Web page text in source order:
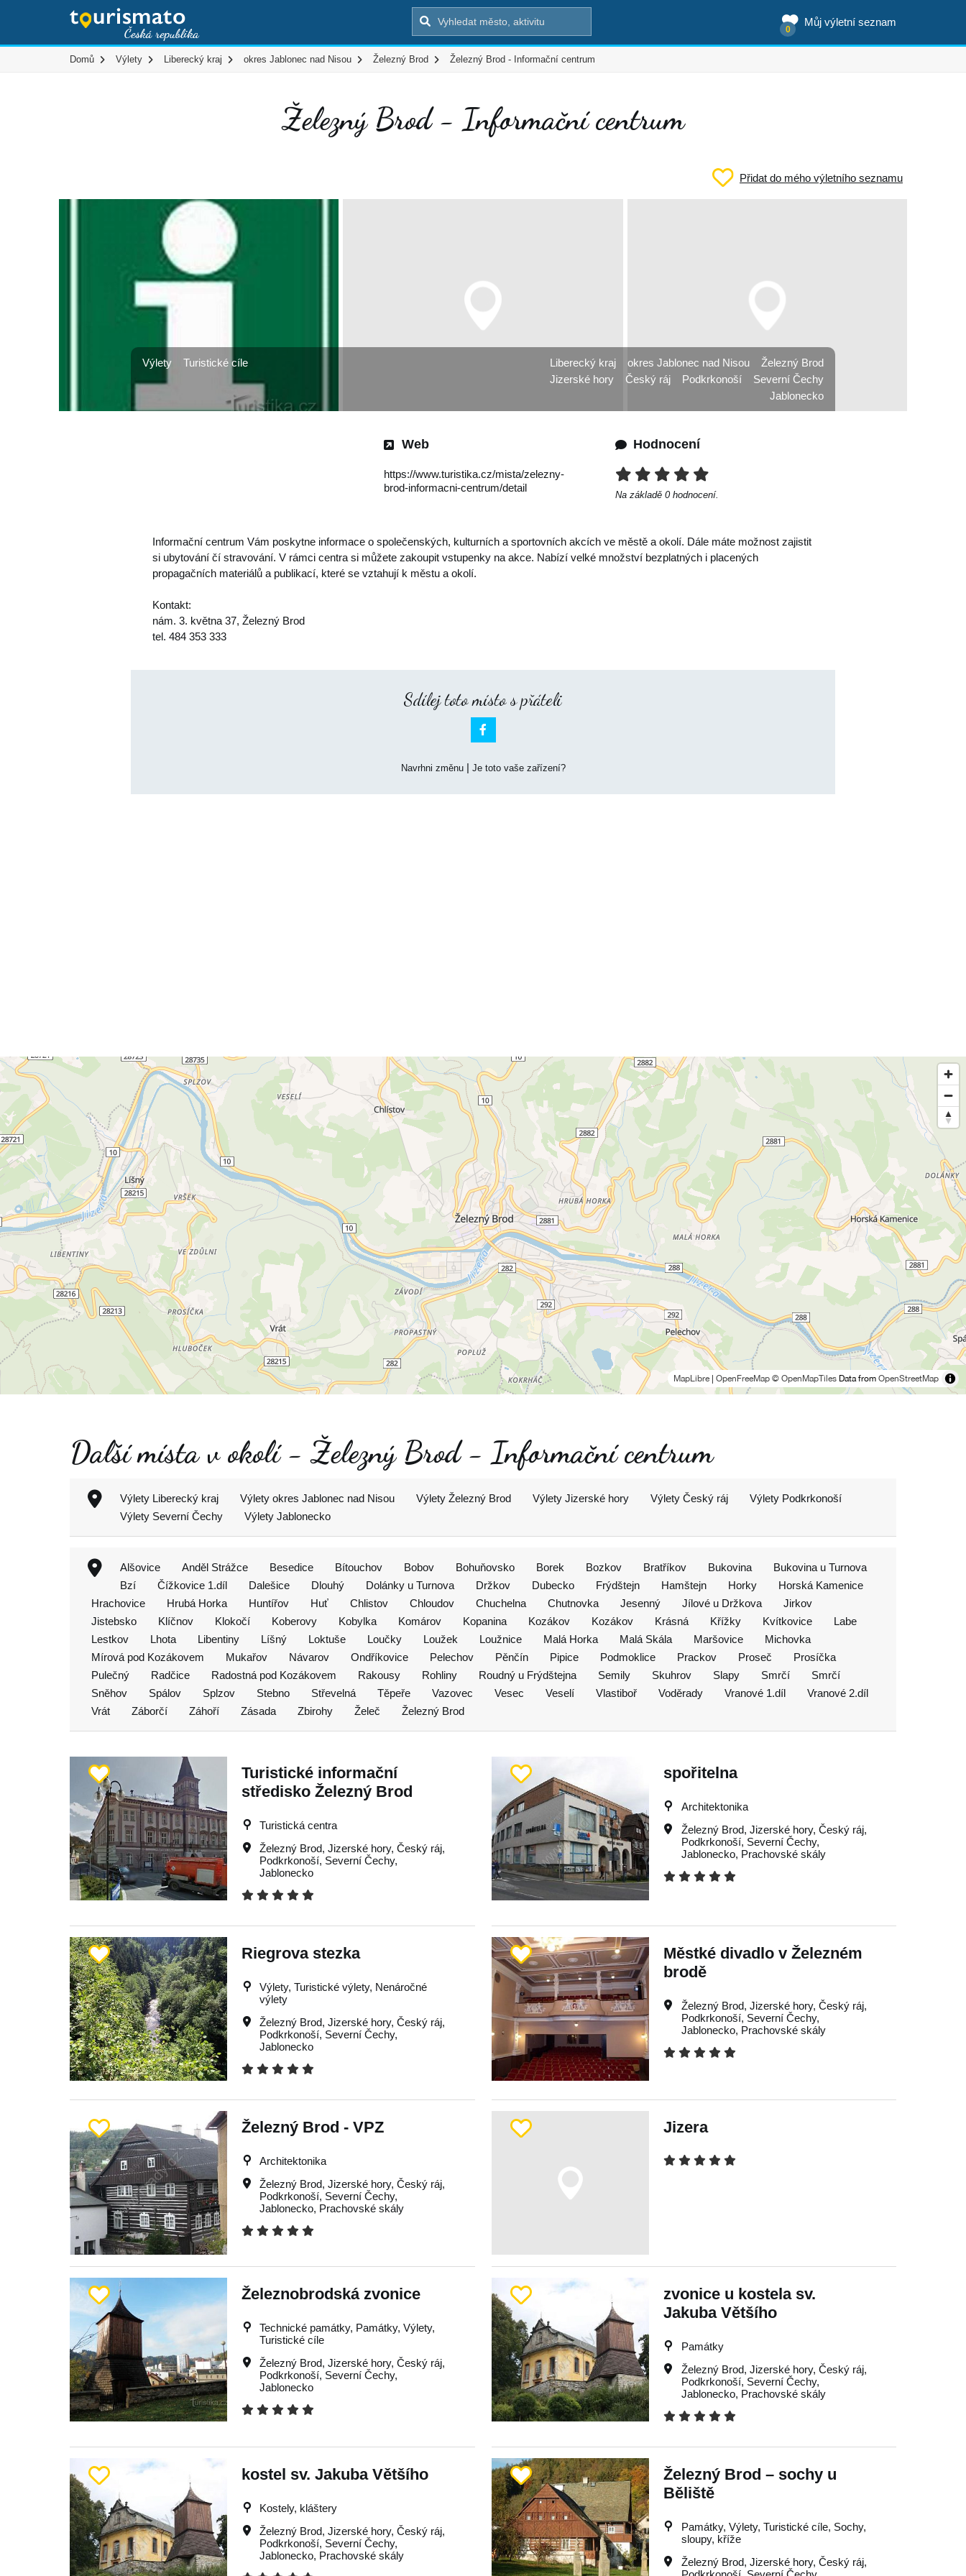
Můj výletní seznam
0
Domů Výlety Liberecký kraj okres Jablonec nad Nisou Železný Brod Železný Brod - Informační centrum
Železný Brod - Informační centrum
Přidat do mého výletního seznamu
Web
https://www.turistika.cz/mista/zelezny-
brod-informacni-centrum/detail
Hodnocení
Na základě 0 hodnocení.
Informační centrum Vám poskytne informace o společenských, kulturních a sportovních akcích ve městě a okolí. Dále máte možnost zajistit
si ubytování čí stravování. V rámci centra si můžete zakoupit vstupenky na akce. Nabízí velké množství bezplatných i placených
propagačních materiálů a publikací, které se vztahují k městu a okolí.
Kontakt:
nám. 3. května 37, Železný Brod
tel. 484 353 333
Výlety Turistické cíle Liberecký kraj okres Jablonec nad Nisou
Železný Brod
Jizerské hory
Český ráj Podkrkonoší
Severní Čechy
Jablonecko
Sdílej toto místo s přáteli

Navrhni změnu| Je toto vaše zařízení?
MapLibre OpenFreeMap © OpenMapTiles Data from OpenStreetMap
Další místa v okolí - Železný Brod - Informační centrum
Výlety Liberecký kraj Výlety okres Jablonec nad Nisou Výlety Železný Brod Výlety Jizerské hory Výlety Český ráj
Výlety Podkrkonoší
Výlety Severní Čechy
Výlety Jablonecko
Alšovice Anděl Strážce Besedice Bítouchov Bobov Bohuňovsko Borek Bozkov Bratříkov Bukovina
Bukovina u Turnova
Bzí
Čížkovice 1.díl Dalešice Dlouhý Dolánky u Turnova Držkov Dubecko Frýdštejn Hamštejn Horky
Horská Kamenice
Hrachovice
Hrubá Horka Huntířov Huť Chlistov Chloudov Chuchelna Chutnovka Jesenný Jílové u Držkova
Jirkov
Jistebsko
Klíčnov Klokočí Koberovy Kobylka Komárov Kopanina Kozákov Kozákov Krásná Křížky Kvítkovice
Labe
Lestkov
Lhota Libentiny Líšný Loktuše Loučky Loužek Loužnice Malá Horka Malá Skála Maršovice
Michovka
Mírová pod Kozákovem
Mukařov Návarov Ondříkovice Pelechov Pěnčín Pipice Podmoklice Prackov Proseč
Prosíčka
Pulečný
Radčice Radostná pod Kozákovem Rakousy Rohliny Roudný u Frýdštejna Semily Skuhrov Slapy Smrčí
Smrčí
Sněhov
Spálov Splzov Stebno Střevelná Těpeře Vazovec Vesec Veselí Vlastiboř Voděrady Vranové 1.díl
Vranové 2.díl
Vrát
Záborčí Záhoří Zásada Zbirohy Želeč Železný Brod
Turistické informační
středisko Železný Brod
Turistická centra
Železný Brod,Jizerské hory,Český ráj,
Podkrkonoší, Severní Čechy,
Jablonecko
spořitelna
Architektonika
Železný Brod, Jizerské hory, Český ráj,
Podkrkonoší, Severní Čechy,
Jablonecko, Prachovské skály
Riegrova stezka
Výlety, Turistické výlety, Nenáročné
výlety
Železný Brod,Jizerské hory,Český ráj,
Podkrkonoší, Severní Čechy,
Jablonecko
Městké divadlo v Železném
brodě
Železný Brod, Jizerské hory, Český ráj,
Podkrkonoší, Severní Čechy,
Jablonecko, Prachovské skály
Železný Brod - VPZ
Architektonika
Železný Brod,Jizerské hory,Český ráj,
Podkrkonoší, Severní Čechy,
Jablonecko, Prachovské skály
Jizera
Železnobrodská zvonice
Technické památky, Památky, Výlety,
Turistické cíle
Železný Brod,Jizerské hory,Český ráj,
Podkrkonoší, Severní Čechy,
Jablonecko
zvonice u kostela sv.
Jakuba Většího
Památky
Železný Brod, Jizerské hory, Český ráj,
Podkrkonoší, Severní Čechy,
Jablonecko, Prachovské skály
kostel sv. Jakuba Většího
Kostely, kláštery
Železný Brod,Jizerské hory,Český ráj,
Podkrkonoší, Severní Čechy,
Jablonecko, Prachovské skály
Železný Brod – sochy u
Běliště
Památky, Výlety, Turistické cíle, Sochy,
sloupy, kříže
Železný Brod, Jizerské hory, Český ráj,